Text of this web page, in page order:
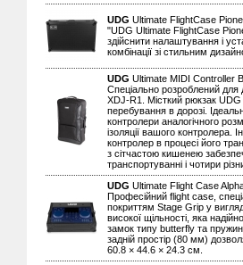
UDG Ultimate FlightCase
"UDG Ultimate FlightCase
здійснити налаштування і
комбінації зі стильним
UDG Ultimate MIDI Controller
Спеціально розроблений для
XDJ-R1. Місткий рюкзак
перебування в дорозі.
контролери аналогічного
ізоляції вашого контролера.
контролер в процесі його
з сітчастою кишенею
транспортуванні і чотири
UDG Ultimate Flight Case
Професійний flight case,
покриттям Stage Grip у
високої щільності, яка
замок типу butterfly та
задній простір (80 мм)
60.8 × 44.6 × 24.3 см.